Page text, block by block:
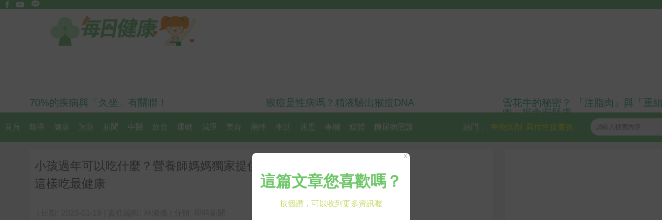
70%的疾病與「久坐」有關聯！ 猴痘是性病嗎？精液驗出猴痘DNA
雪花牛的秘密？ 「注脂肉」與「重
肉」揭食安疑慮
首頁 報導 健康 預防 新聞 中醫 飲食 運動 減重 美容 兩性 生活 迷思 專欄 媒體 糖尿病照護 異位性皮膚炎
生物製劑
熱門：
小孩過年可以吃什麼？營養師媽媽獨家提供「孩童過年食物停看聽」
這樣吃最健康
X